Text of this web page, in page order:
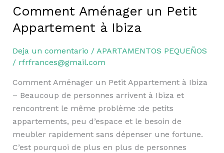
Comment Aménager un Petit
Appartement à Ibiza
Deja un comentario / APARTAMENTOS PEQUEÑOS
/ rfrfrances@gmail.com
Comment Aménager un Petit Appartement à Ibiza
– Beaucoup de personnes arrivent à Ibiza et
rencontrent le même problème :de petits
appartements, peu d’espace et le besoin de
meubler rapidement sans dépenser une fortune.
C’est pourquoi de plus en plus de personnes
Comment
Aménager
un
Petit
Appartement
Ibiza